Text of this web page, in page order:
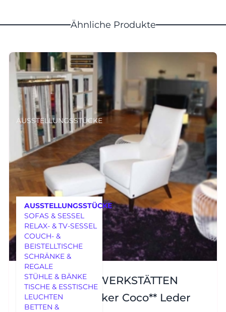
AUSSTELLUNGSSTÜCKE
AUSSTELLUNGSSTÜCKE
SOFAS & SESSEL
RELAX- & TV-SESSEL
COUCH- &
BEISTELLTISCHE
SCHRÄNKE &
REGALE
STÜHLE & BÄNKE
TISCHE & ESSTISCHE
LEUCHTEN
BETTEN &
MÖBEL
Ähnliche Produkte
BIELEFELDER WERKSTÄTTEN
Sessel und Hocker Coco** Leder